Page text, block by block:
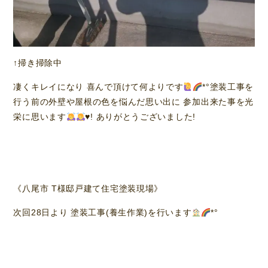
↑掃き掃除中
凄くキレイになり 喜んで頂けて何よりです
*°塗装工事を
行う前の外壁や屋根の色を悩んだ思い出に 参加出来た事を光
栄に思います
♥️! ありがとうございました!
《八尾市 T様邸戸建て住宅塗装現場》
次回28日より 塗装工事(養生作業)を行います *°